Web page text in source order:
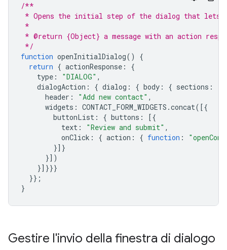
/**
* Opens the initial step of the dialog that lets
*
* @return {Object} a message with an action
*/
function openInitialDialog()
{
return { actionResponse :
{
type : "DIALOG" ,
dialogAction : { dialog : { body : { sections :
header : "Add new contact" ,
widgets : CONTACT_FORM_WIDGETS .concat([{
buttonList : { buttons :
[{
text : "Review and submit" ,
onClick : { action : { function :
}]}
}])
}]}}}
}};
}
Gestire l'invio della finestra di dialogo